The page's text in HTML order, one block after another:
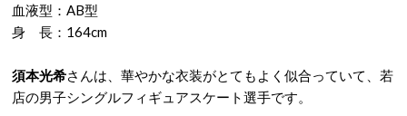
血液型：AB型
身 長：164cm
須本光希さんは、華やかな衣装がとてもよく似合っていて、若
店の男子シングルフィギュアスケート選手です。